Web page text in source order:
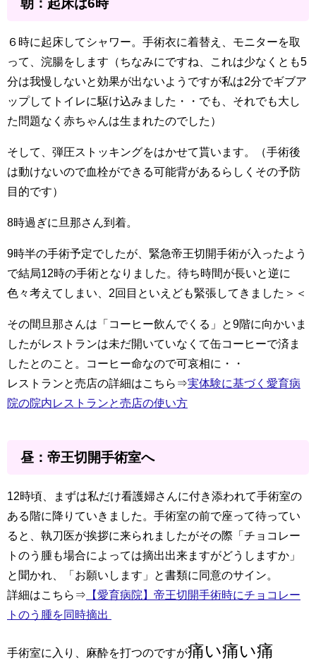
朝：起床は6時
６時に起床してシャワー。手術衣に着替え、モニターを取
って、浣腸をします（ちなみにですね、これは少なくとも5
分は我慢しないと効果が出ないようですが私は2分でギブア
ップしてトイレに駆け込みました・・でも、それでも大し
た問題なく赤ちゃんは生まれたのでした）
そして、弾圧ストッキングをはかせて貰います。（手術後
は動けないので血栓ができる可能背があるらしくその予防
目的です）
8時過ぎに旦那さん到着。
9時半の手術予定でしたが、緊急帝王切開手術が入ったよう
で結局12時の手術となりました。待ち時間が長いと逆に
色々考えてしまい、2回目といえども緊張してきました＞＜
その間旦那さんは「コーヒー飲んでくる」と9階に向かいま
したがレストランは未だ開いていなくて缶コーヒーで済ま
したとのこと。コーヒー命なので可哀相に・・
レストランと売店の詳細はこちら⇒実体験に基づく愛育病
院の院内レストランと売店の使い方
昼：帝王切開手術室へ
12時頃、まずは私だけ看護婦さんに付き添われて手術室の
ある階に降りていきました。手術室の前で座って待ってい
ると、執刀医が挨拶に来られましたがその際「チョコレー
トのう腫も場合によっては摘出出来ますがどうしますか」
と聞かれ、「お願いします」と書類に同意のサイン。
詳細はこちら⇒ 【愛育病院】帝王切開手術時にチョコレー
トのう腫を同時摘出
手術室に入り、麻酔を打つのですが痛い痛い痛